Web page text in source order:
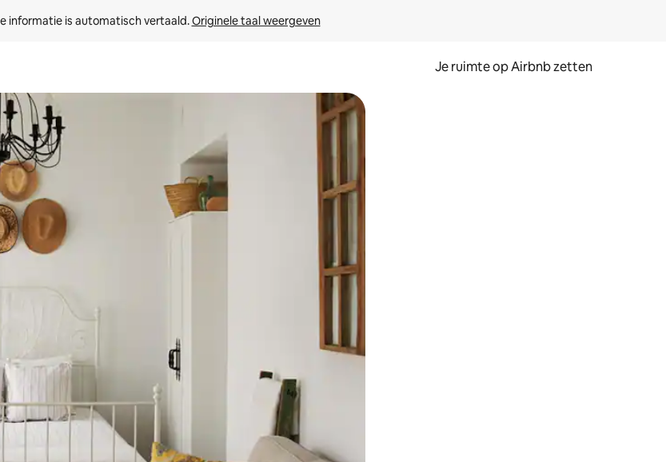
informatie is automatisch vertaald. Originele taal weergeven
Je ruimte op Airbnb zetten
je de pijltjestoetsen omhoog en omlaag, óf door te tikken of swipen.